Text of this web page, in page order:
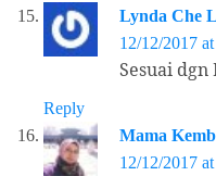
Lynda Che
12/12/2017
Sesuai
Reply
Mama
12/12/2017